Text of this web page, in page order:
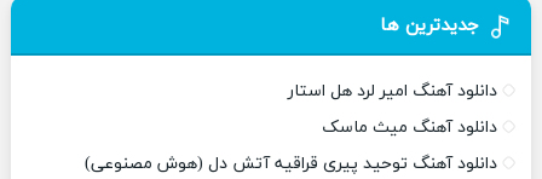
جدیدترین ها
دانلود آهنگ امیر لرد هل استار
دانلود آهنگ میث ماسک
دانلود آهنگ توحید پیری قراقیه آتش دل (هوش مصنوعی)